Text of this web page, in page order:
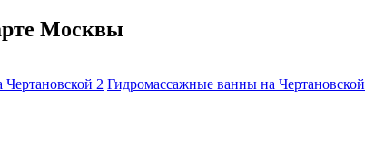
Москвы
Чертановской 2 Гидромассажные ванны на Чертановской